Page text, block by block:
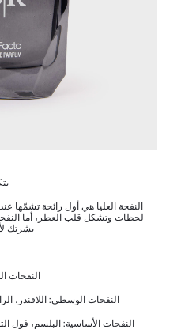
النفحة العليا هي أول رائحة تشمّها
لحظات وتشكل قلب العطر، أما
بشرتك
النفحات
النفحات الوسطى: اللافندر،
النفحات الأساسية: البلسم، فول